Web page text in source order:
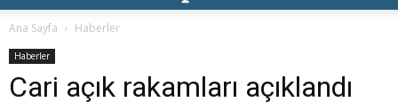
Ana Sayfa Haberler
Haberler
Cari açık rakamları açıklandı